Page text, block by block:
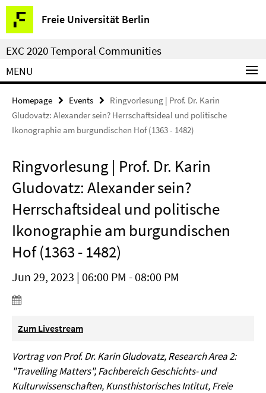
Springe
direkt
zu
Inhalt
Freie Universität Berlin
Service
Navigation
EXC 2020 Temporal Communities
MENU
Homepage Events
Ringvorlesung | Prof. Dr. Karin
Gludovatz: Alexander sein? Herrschaftsideal und politische
Ikonographie am burgundischen Hof (1363 - 1482)
Ringvorlesung | Prof. Dr. Karin
Gludovatz: Alexander sein?
Herrschaftsideal und politische
Ikonographie am burgundischen
Hof (1363 - 1482)
Jun 29, 2023 | 06:00 PM - 08:00 PM
Zum Livestream
Vortrag von Prof. Dr. Karin Gludovatz, Research Area 2:
"Travelling Matters", Fachbereich Geschichts- und
Kulturwissenschaften, Kunsthistorisches Intitut, Freie